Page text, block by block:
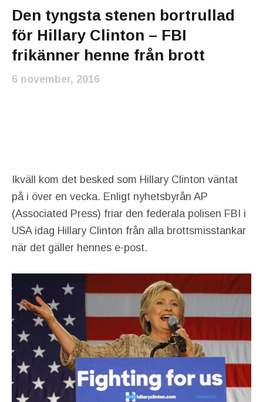
Den tyngsta stenen bortrullad
för Hillary Clinton – FBI
frikänner henne från brott
6 november, 2016
Ikväll kom det besked som Hillary Clinton väntat
på i över en vecka. Enligt nyhetsbyrån AP
(Associated Press) friar den federala polisen FBI i
USA idag Hillary Clinton från alla brottsmisstankar
när det gäller hennes e-post.